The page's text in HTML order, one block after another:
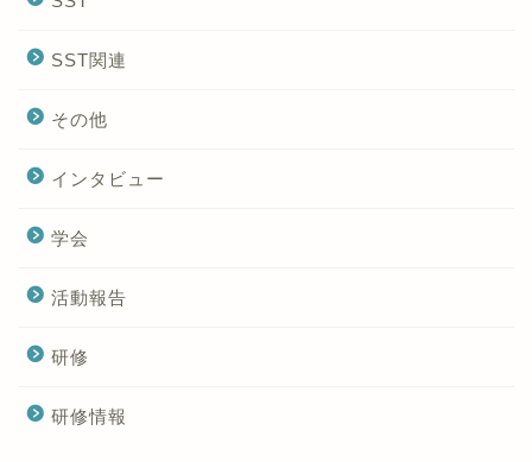
SST関連
その他
インタビュー
学会
活動報告
研修
研修情報